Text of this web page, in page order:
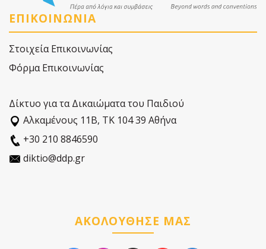
ΕΠΙΚΟΙΝΩΝΙΑ
Στοιχεία Επικοινωνίας
Φόρμα Επικοινωνίας
Δίκτυο για τα Δικαιώματα του Παιδιού
Αλκαµένους 11Β, ΤΚ 104 39 Αθήνα
+30 210 8846590
diktio@ddp.gr
ΑΚΟΛΟΥΘΗΣΕ ΜΑΣ